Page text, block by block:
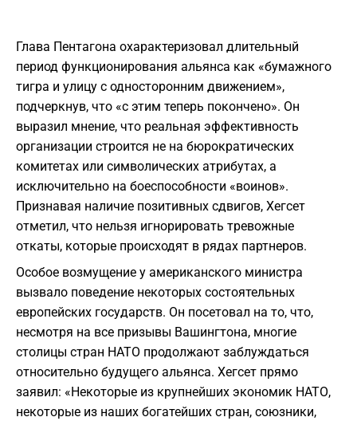
​Глава Пентагона охарактеризовал длительный
период функционирования альянса как «бумажного
тигра и улицу с односторонним движением»,
подчеркнув, что «с этим теперь покончено». Он
выразил мнение, что реальная эффективность
организации строится не на бюрократических
комитетах или символических атрибутах, а
исключительно на боеспособности «воинов».
Признавая наличие позитивных сдвигов, Хегсет
отметил, что нельзя игнорировать тревожные
откаты, которые происходят в рядах партнеров.
​Особое возмущение у американского министра
вызвало поведение некоторых состоятельных
европейских государств. Он посетовал на то, что,
несмотря на все призывы Вашингтона, многие
столицы стран НАТО продолжают заблуждаться
относительно будущего альянса. Хегсет прямо
заявил: «Некоторые из крупнейших экономик НАТО,
некоторые из наших богатейших стран, союзники,